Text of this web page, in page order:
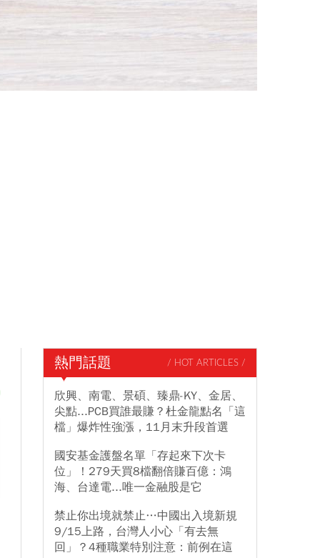
熱門話題 / HOT ARTICLES /
欣興、南電、景碩、臻鼎-KY、金居、
尖點...PCB買誰最賺？杜金龍點名「這
檔」爆炸性強漲，11月末升段首選
國安基金護盤名單「存起來下次卡
位」！279天買8檔翻倍賺百億：鴻
海、台達電...唯一金融股是它
禁止你出境就禁止…中國出入境新規
9/15上路，台灣人小心「有去無
回」？4種職業特別注意：前例在這